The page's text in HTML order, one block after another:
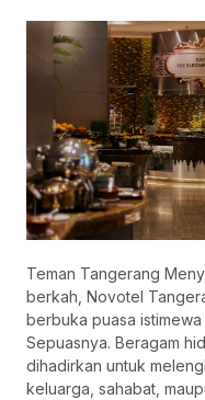
Teman Tangerang
berkah, Novotel
berbuka puasa
Sepuasnya. Beragam
dihadirkan untuk
keluarga, sahabat,